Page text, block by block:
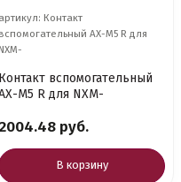
артикул: Контакт
вспомогательный AX-M5 R для
NXM-
Контакт вспомогательный
M5 R для NXM-
2004.48 руб.
В корзину